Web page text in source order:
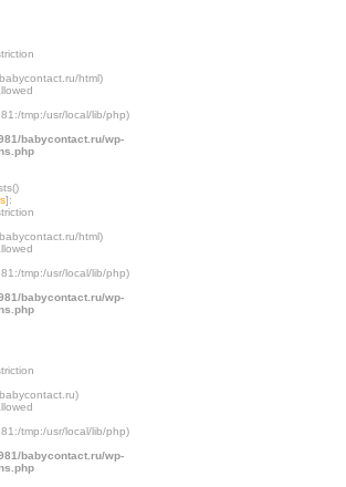
html)
tmp:/usr/local/lib/php)
babycontact.ru/wp-
]:
html)
tmp:/usr/local/lib/php)
babycontact.ru/wp-
tmp:/usr/local/lib/php)
babycontact.ru/wp-